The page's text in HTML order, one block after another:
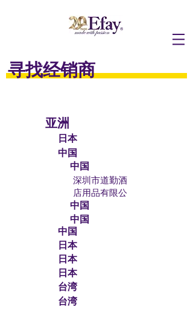
寻找经销商
亚洲
日本
中国
中国
深圳市道勤酒
店用品有限公
司 Shenzhen
Doking Hotel
Supplies Ltd
深圳市环球酒
店用品有限公
司
SHENZHEN
GLOBAL
HOTEL CAINA
FACILTIES
CO.,LTD
深圳市惠宝隆
酒店设备用品
有限公司
Shenzhen
Vibolong Hotel
Equipments
And Supplies
深圳悦空间酒店
设备有限公司
Ming Fai
Industrial（Shen
Zhen）Co.,Ltd
广州唐泰酒店
用品有限公司
Guangzhou
广东南村雅玉
中国
中国
日本
日本
日本
台湾
中国
台湾